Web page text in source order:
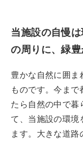
当施設の自慢
の周りに、緑
豊かな自然に囲ま
ものです。今まで
たら自然の中で暮
て、当施設の環境
ます。大きな道路